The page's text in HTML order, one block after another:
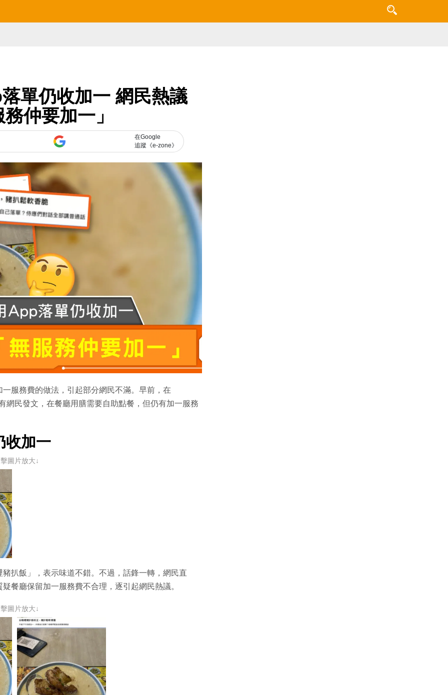
單仍收加一 網民熱議
仲要加一」
在Google
追蹤《e-zone》
服務費的做法，引起部分網民不滿。早前，在
網民發文，在餐廳用膳需要自助點餐，但仍有加一服務
收加一
圖片放大↓
扒飯」，表示味道不錯。不過，話鋒一轉，網民直
餐廳保留加一服務費不合理，逐引起網民熱議。
圖片放大↓